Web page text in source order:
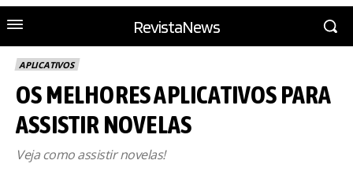
RevistaNews
APLICATIVOS
OS MELHORES APLICATIVOS PARA
ASSISTIR NOVELAS
Veja como assistir novelas!